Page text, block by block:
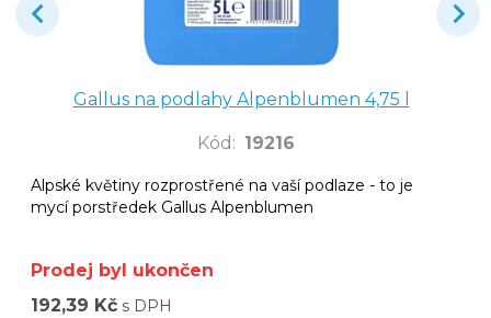
Gallus na podlahy Alpenblumen 4,75 l
Kód : 19216
Alpské květiny rozprostřené na vaší podlaze - to je
mycí porstředek Gallus Alpenblumen
Prodej byl ukončen
192,39 Kč s DPH